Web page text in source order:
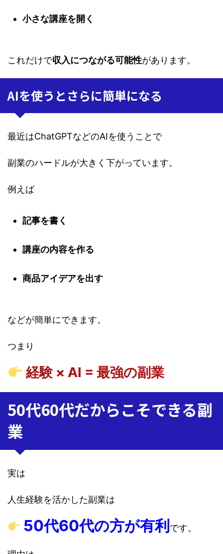
小さな講座を開く
これだけで収入につながる可能性があります。
AIを使うとさらに簡単になる
最近はChatGPTなどのAIを使うことで
副業のハードルが大きく下がっています。
例えば
記事を書く
講座の内容を作る
商品アイデアを出す
などが簡単にできます。
つまり
経験 × AI = 最強の副業
50代60代だからこそできる副
業
実は
人生経験を活かした副業は
50代60代の方が有利 です。